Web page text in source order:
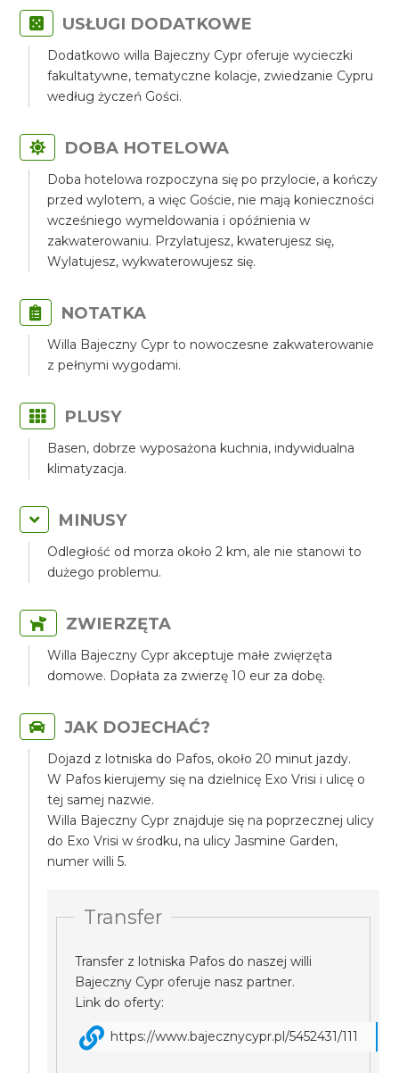
USŁUGI DODATKOWE
Dodatkowo willa Bajeczny Cypr oferuje wycieczki
fakultatywne, tematyczne kolacje, zwiedzanie Cypru
według życzeń Gości.
DOBA HOTELOWA
Doba hotelowa rozpoczyna się po przylocie, a kończy
przed wylotem, a więc Goście, nie mają konieczności
wcześniego wymeldowania i opóźnienia w
zakwaterowaniu. Przylatujesz, kwaterujesz się,
Wylatujesz, wykwaterowujesz się.
NOTATKA
Willa Bajeczny Cypr to nowoczesne zakwaterowanie
z pełnymi wygodami.
PLUSY
Basen, dobrze wyposażona kuchnia, indywidualna
klimatyzacja.
MINUSY
Odległość od morza około 2 km, ale nie stanowi to
dużego problemu.
ZWIERZĘTA
Willa Bajeczny Cypr akceptuje małe zwięrzęta
domowe. Dopłata za zwierzę 10 eur za dobę.
JAK DOJECHAĆ?
Dojazd z lotniska do Pafos, około 20 minut jazdy.
W Pafos kierujemy się na dzielnicę Exo Vrisi i ulicę o
tej samej nazwie.
Willa Bajeczny Cypr znajduje się na poprzecznej ulicy
do Exo Vrisi w środku, na ulicy Jasmine Garden,
numer willi 5.
Transfer
Transfer z lotniska Pafos do naszej willi
Bajeczny Cypr oferuje nasz partner.
Link do oferty:
https://www.bajecznycypr.pl/5452431/111